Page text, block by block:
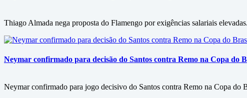
Thiago Almada nega proposta do Flamengo por exigências salariais
Neymar confirmado para decisão do Santos contra Remo na Copa do
Neymar confirmado para jogo decisivo do Santos contra Remo na Copa do